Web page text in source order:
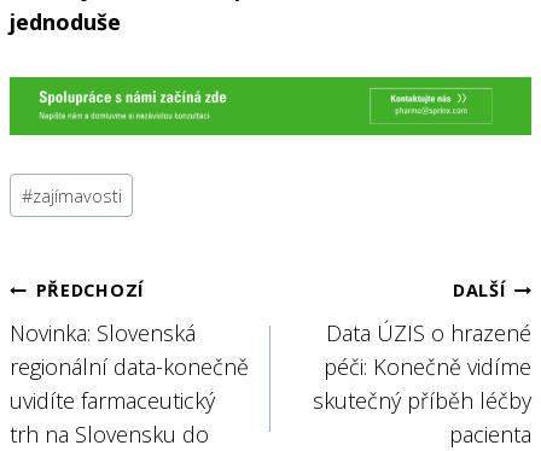
jednoduše
Štítky
příspěvků:
#zajímavosti
Navigace
pro
příspěvek
PŘEDCHOZÍ
Novinka: Slovenská
regionální data-konečně
uvidíte farmaceutický
trh na Slovensku do
DALŠÍ
Data ÚZIS o hrazené
péči: Konečně vidíme
skutečný příběh léčby
pacienta